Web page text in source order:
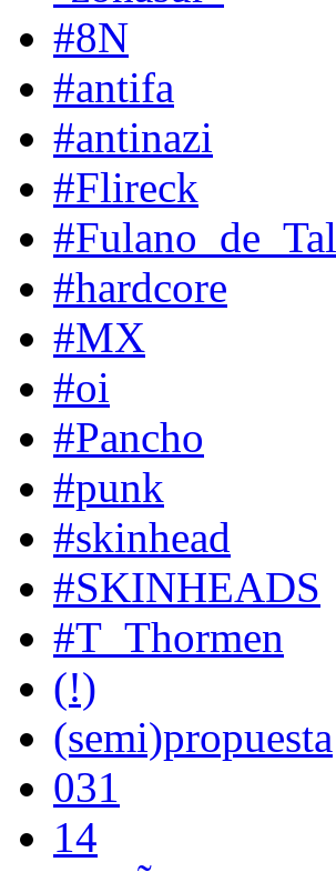
#8N
#antifa
#antinazi
#Flireck
#Fulano_de_Tal
#hardcore
#MX
#oi
#Pancho
#punk
#skinhead
#SKINHEADS
#T_Thormen
(!)
(semi)propuesta
031
14